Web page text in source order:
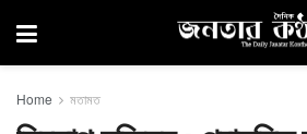
Home মতামত